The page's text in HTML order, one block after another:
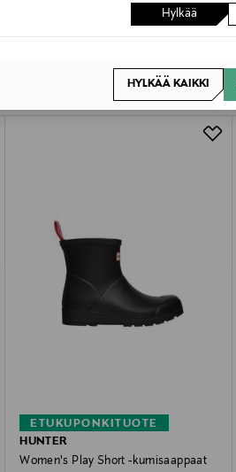
Hylkää
HYLKÄÄ KAIKKI
ETUKUPONKITUOTE
HUNTER
Women's Play Short -kumisaappaat